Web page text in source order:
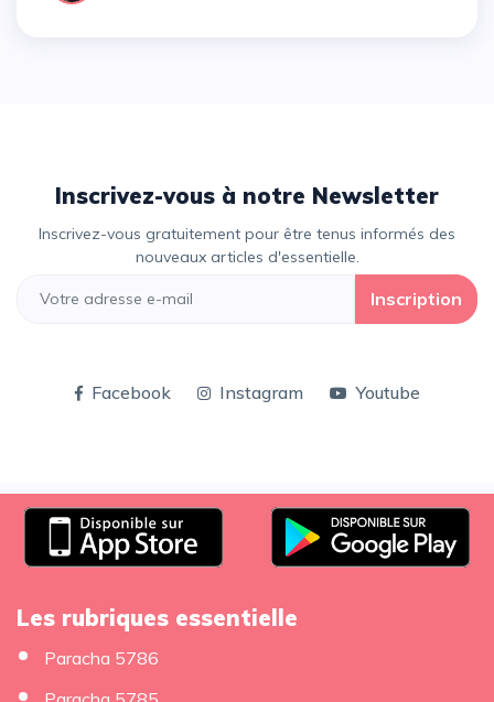
Inscrivez-vous à notre Newsletter
Inscrivez-vous gratuitement pour être tenus informés des
nouveaux articles d'essentielle.
Inscription
Facebook Instagram Youtube
Les rubriques essentielle
Paracha 5786